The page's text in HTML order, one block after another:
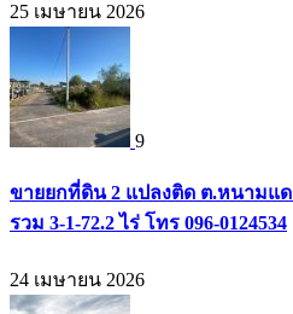
25 เมษายน 2026
9
ขายยกที่ดิน 2 แปลงติด ต.หนามแด
รวม 3-1-72.2 ไร่ โทร 096-0124534
24 เมษายน 2026